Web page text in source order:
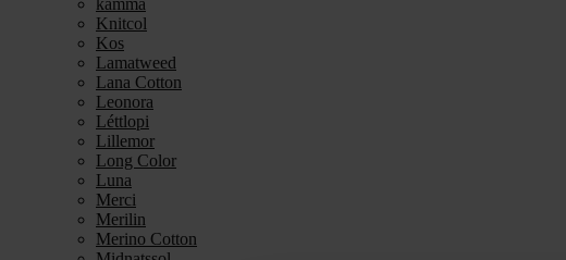
kamma
Knitcol
Kos
Lamatweed
Lana Cotton
Leonora
Léttlopi
Lillemor
Long Color
Luna
Merci
Merilin
Merino Cotton